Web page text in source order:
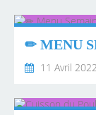
✏ MENU
11 Avril 2022